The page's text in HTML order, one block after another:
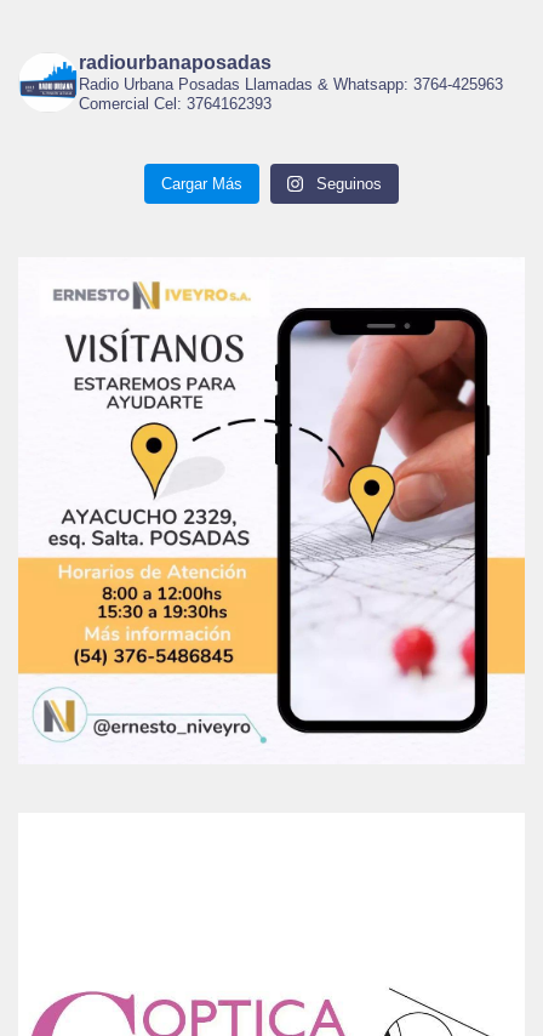
radiourbanaposadas
Radio Urbana Posadas Llamadas & Whatsapp: 3764-425963
Comercial Cel: 3764162393
Cargar Más Seguinos